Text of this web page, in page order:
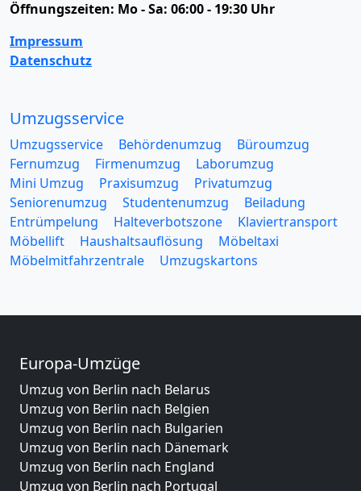
Öffnungszeiten: Mo - Sa: 06:00 - 19:30 Uhr
Impressum
Datenschutz
Umzugsservice
Umzugsservice Behördenumzug
Büroumzug
Fernumzug
Firmenumzug
Laborumzug
Mini Umzug
Praxisumzug
Privatumzug
Seniorenumzug
Studentenumzug
Beiladung
Entrümpelung
Halteverbotszone
Klaviertransport
Möbellift
Haushaltsauflösung
Möbeltaxi
Möbelmitfahrzentrale
Umzugskartons
Europa-Umzüge
Umzug von Berlin nach Belarus
Umzug von Berlin nach Belgien
Umzug von Berlin nach Bulgarien
Umzug von Berlin nach Dänemark
Umzug von Berlin nach England
Umzug von Berlin nach Portugal